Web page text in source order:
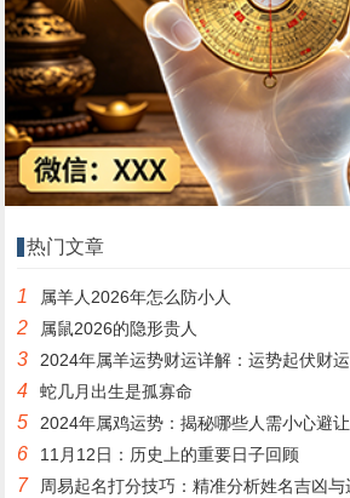
热门文章
1 属羊人2026年怎么防小人
2 属鼠2026的隐形贵人
3 2024年属羊运势财运详解：运势起伏财
4 蛇几月出生是孤寡命
5 2024年属鸡运势：揭秘哪些人需小心避让
6 11月12日：历史上的重要日子回顾
7 周易起名打分技巧：精准分析姓名吉凶与